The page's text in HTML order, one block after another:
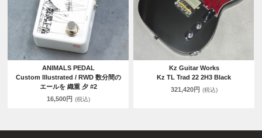
ANIMALS PEDAL
Custom Illustrated / RWD 数分間の
エールを 織重 夕 #2
16,500円 (税込)
Kz Guitar Works
Kz TL Trad 22 2H3 Black
321,420円 (税込)